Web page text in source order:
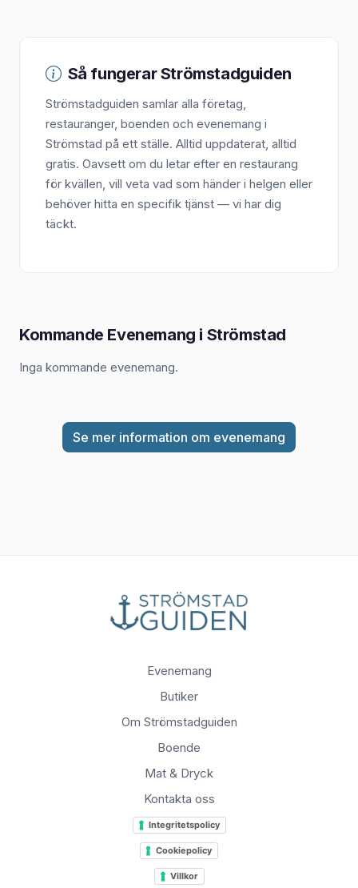
Så fungerar Strömstadguiden
Strömstadguiden samlar alla företag,
restauranger, boenden och evenemang i
Strömstad på ett ställe. Alltid uppdaterat, alltid
gratis. Oavsett om du letar efter en restaurang
för kvällen, vill veta vad som händer i helgen eller
behöver hitta en specifik tjänst — vi har dig
täckt.
Kommande Evenemang i Strömstad
Inga kommande evenemang.
Se mer information om evenemang
Evenemang
Butiker
Om Strömstadguiden
Boende
Mat & Dryck
Kontakta oss
Integritetspolicy
Cookiepolicy
Villkor